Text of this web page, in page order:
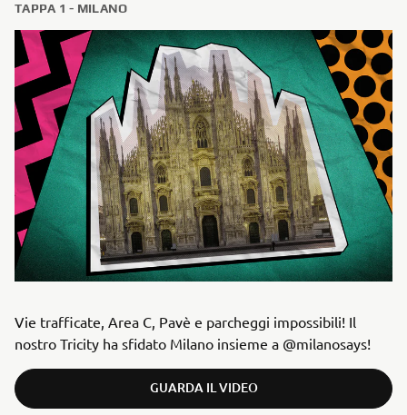
TAPPA 1 - MILANO
Vie trafficate, Area C, Pavè e parcheggi impossibili! Il
nostro Tricity ha sfidato Milano insieme a @milanosays!
GUARDA IL VIDEO